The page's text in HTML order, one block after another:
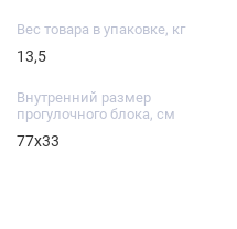
Вес товара в упаковке, кг
13,5
Внутренний размер
прогулочного блока, см
77х33